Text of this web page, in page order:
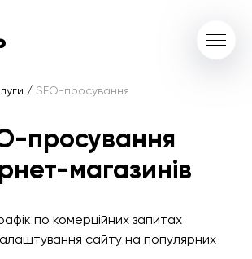
/ SEO-просування
просування
магазинів
по комерційних запитах
сайту на популярних